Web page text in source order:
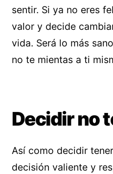
sentir. Si ya no eres
valor y decide
vida. Será lo más
no te mientas a ti
Decidir no
Así como decidir
decisión valiente y